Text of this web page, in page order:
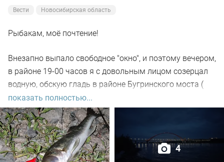
Вести Новосибирская область
Рыбакам, моё почтение!
Внезапно выпало свободное "окно", и поэтому вечером,
в районе 19-00 часов я с довольным лицом созерцал
водную, обскую гладь в районе Бугринского моста (
правый берег).
Отдыхающего люда просто тьма, и на берегу ,и на
воде. Сапы, катера, гидроциклы всяких мастей
поднимали нехилую волну до самой темноты.
показать полностью...
4